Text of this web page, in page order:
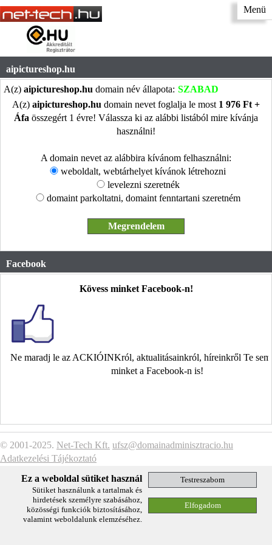
Menü
aipictureshop.hu
A(z) aipictureshop.hu domain név állapota: SZABAD
A(z) aipictureshop.hu domain nevet foglalja le most 1 976 Ft +
Áfa összegért 1 évre! Válassza ki az alábbi listából mire kívánja
használni!
A domain nevet az alábbira kívánom felhasználni:
weboldalt, webtárhelyet kívánok létrehozni
levelezni szeretnék
domaint parkoltatni, domaint fenntartani szeretném
Facebook
Kövess minket Facebook-n!
Ne maradj le az ACKIÓINKról, aktualitásainkról, híreinkről Te
minket a Facebook-n is!
© 2001-2025. Net-Tech Kft. ufsz@domainadminisztracio.hu
Adatkezelési Tájékoztató
Ez a weboldal sütiket használ
Sütiket használunk a tartalmak és
hirdetések személyre szabásához,
közösségi funkciók biztosításához,
valamint weboldalunk elemzéséhez.